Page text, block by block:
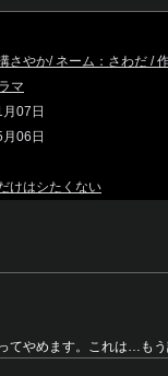
さやか/ ネーム：さわだ /
マ
07日
06日
けはシたくない
てやめます。これは…も